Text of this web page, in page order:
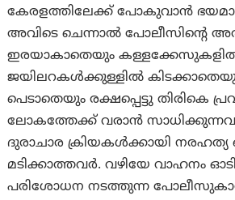
കേരളത്തിലേക്ക് പോകുവാൻ
അവിടെ ചെന്നാൽ പോലീസിന്റെ
ഇരയാകാതെയും
ജയിലറകൾക്കുള്ളിൽ കിടക്കാതെയും
പെടാതെയും രക്ഷപ്പെട്ടു തിരികെ
ലോകത്തേക്ക് വരാൻ സാധിക്കുന്നവർ
ദുരാചാര ക്രിയകൾക്കായി നരഹത്യ
മടിക്കാത്തവർ. വഴിയേ വാഹനം
പരിശോധന നടത്തുന്ന